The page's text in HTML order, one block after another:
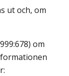
ut och, om
om